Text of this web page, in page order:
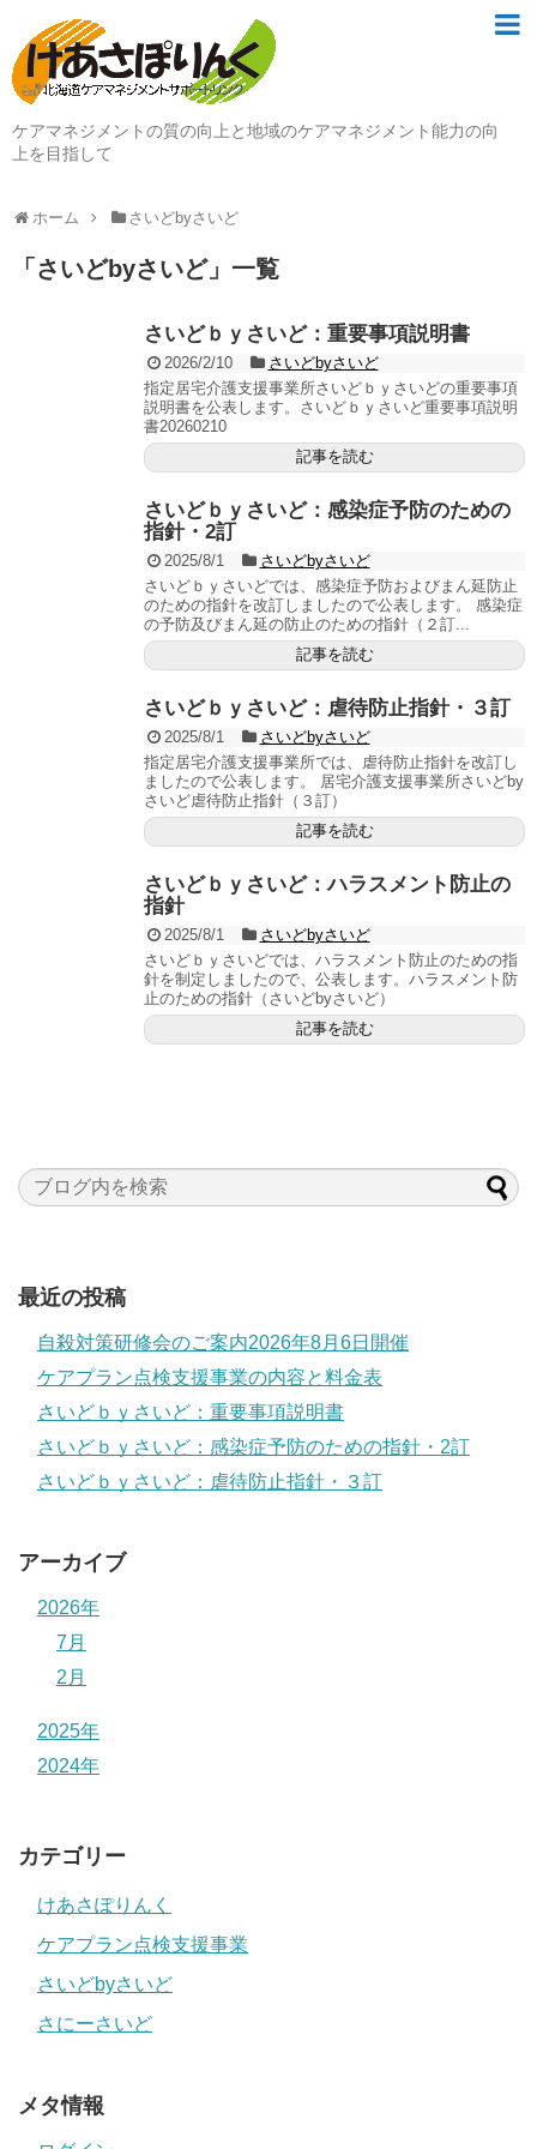
ケアマネジメントの質の向上と地域のケアマネジメント能力の向
上を目指して
ホーム さいどbyさいど
「 さいどbyさいど」 一覧
さいどｂｙさいど：重要事項説明書
2026/2/10
さいどbyさいど
指定居宅介護支援事業所さいどｂｙさいどの重要事項
説明書を公表します。さいどｂｙさいど重要事項説明
書20260210
記事を読む
さいどｂｙさいど：感染症予防のための
指針・2訂
2025/8/1
さいどbyさいど
さいどｂｙさいどでは、感染症予防およびまん延防止
のための指針を改訂しましたので公表します。 感染症
の予防及びまん延の防止のための指針（２訂...
記事を読む
さいどｂｙさいど：虐待防止指針・３訂
2025/8/1
さいどbyさいど
指定居宅介護支援事業所では、虐待防止指針を改訂し
ましたので公表します。 居宅介護支援事業所さいどby
さいど虐待防止指針（３訂）
記事を読む
さいどｂｙさいど：ハラスメント防止の
指針
2025/8/1
さいどbyさいど
さいどｂｙさいどでは、ハラスメント防止のための指
針を制定しましたので、公表します。ハラスメント防
止のための指針（さいどbyさいど）
記事を読む
最近の投稿
自殺対策研修会のご案内2026年8月6日開催
ケアプラン点検支援事業の内容と料金表
さいどｂｙさいど：重要事項説明書
さいどｂｙさいど：感染症予防のための指針・2訂
さいどｂｙさいど：虐待防止指針・３訂
アーカイブ
2026年
7月
2月
2025年
2024年
カテゴリー
けあさぽりんく
ケアプラン点検支援事業
さいどbyさいど
さにーさいど
メタ情報